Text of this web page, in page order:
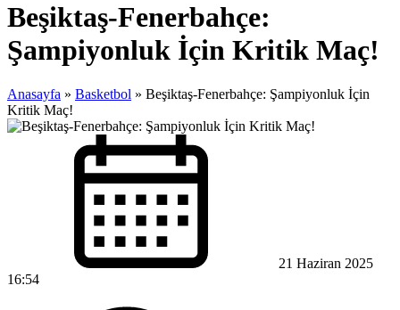
Beşiktaş-Fenerbahçe:
Şampiyonluk İçin Kritik Maç!
Anasayfa » Basketbol » Beşiktaş-Fenerbahçe: Şampiyonluk İçin
Kritik Maç!
21 Haziran 2025
16:54